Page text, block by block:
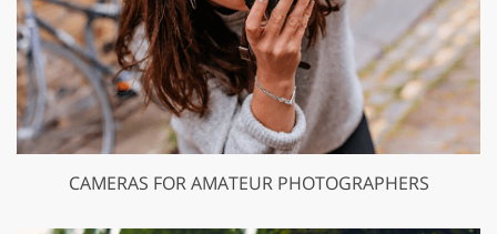
CAMERAS FOR AMATEUR PHOTOGRAPHERS